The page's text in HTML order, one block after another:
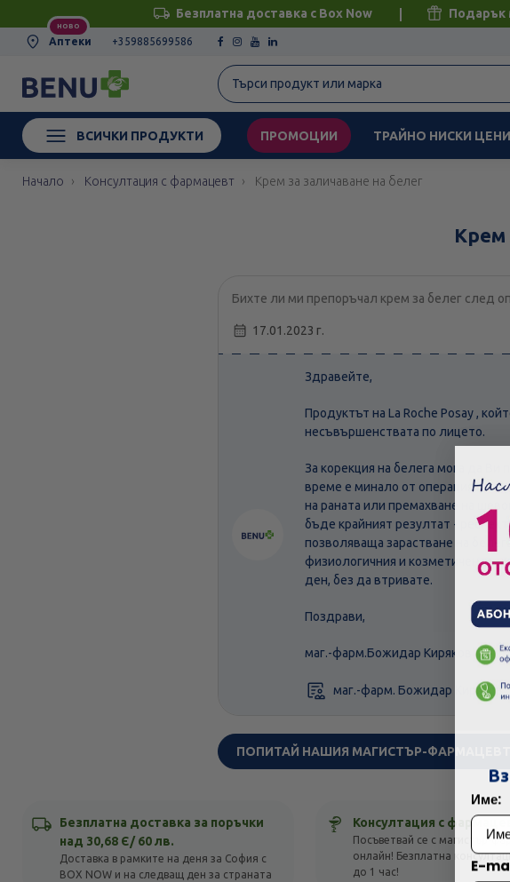
Безплатна доставка с Box Now Подарък
НОВО
Аптеки +359885699586
ВСИЧКИ ПРОДУКТИ ПРОМОЦИИ ТРАЙНО НИСКИ ЦЕНИ
Начало Консултация с фармацевт Крем за заличаване на белег
Крем
Бихте ли ми препоръчал крем за белег след
17.01.2023 г.
Здравейте,
Продуктът на La Roche Posay ,
несъвършенствата по лицето.
За корекция на белега мога да
време е минало от операцията на
на раната или премахване на
бъде крайният резултат -
позволяваща зарастване на
физиологичния и козметичен
ден, без да втривате.
Поздрави,
маг.-фарм.Божидар Киряков
маг.-фарм. Божидар Киряков
ПОПИТАЙ НАШИЯ МАГИСТЪР-ФАРМАЦЕВТ!
Безплатна доставка за поръчки
над 30,68 Є/ 60 лв.
Доставка в рамките на деня за София с
BOX NOW и на следващ ден за страната
Консултация с
Посъветвай се с магистър-
онлайн! Безплатна
до 1 час!
Просто
Име:
E-